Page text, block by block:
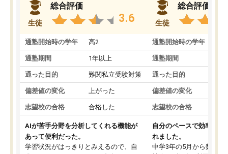
生徒
総合評価
3.6
通塾開始時の学年 高2
通塾期間 1年以上
通った目的 難関私立受験対策
偏差値の変化 上がった
志望校の合格 合格した
AIが苦手分野を分析してくれる機能が
あって便利だった。
学習状況がはっきりとみえるので、自
生徒
総合評価
通塾開始時の学年
通塾期間
通った目的
偏差値の変化
志望校の合格
自分のペースで効率よく
れました。
中学3年の5月から数学・